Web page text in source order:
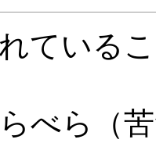
ている
べら（